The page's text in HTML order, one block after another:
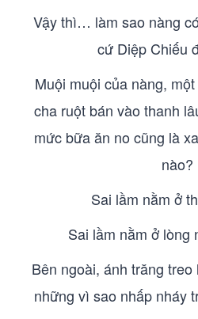
Vậy thì… làm sao nàng
cứ Diệp Chiếu
Muội muội của nàng,
cha ruột bán vào thanh
mức bữa ăn no cũng là
nào?
Sai lầm nằm ở
Sai lầm nằm ở lòng
Bên ngoài, ánh trăng
những vì sao nhấp nháy